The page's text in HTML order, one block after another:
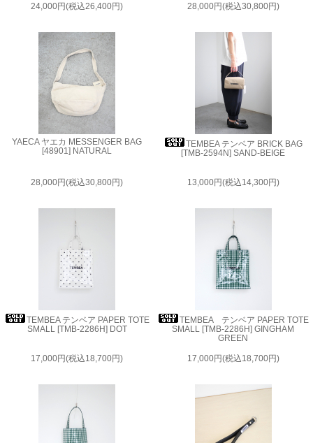
24,000円(税込26,400円) 28,000円(税込30,800円)
YAECA ヤエカ MESSENGER BAG
[48901] NATURAL
28,000円(税込30,800円)
TEMBEA テンベア BRICK BAG
[TMB-2594N] SAND-BEIGE
13,000円(税込14,300円)
TEMBEA テンベア PAPER TOTE
SMALL [TMB-2286H] DOT
17,000円(税込18,700円)
TEMBEA テンベア PAPER TOTE
SMALL [TMB-2286H] GINGHAM
GREEN
17,000円(税込18,700円)